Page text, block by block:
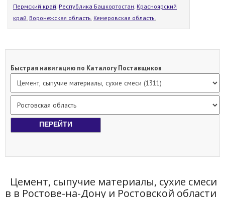
Пермский край, Республика Башкортостан, Красноярский
край, Воронежская область, Кемеровская область,
Быстрая навигацию по Каталогу Поставщиков
Цемент, сыпучие материалы, сухие смеси
в в Ростове-на-Дону и Ростовской области